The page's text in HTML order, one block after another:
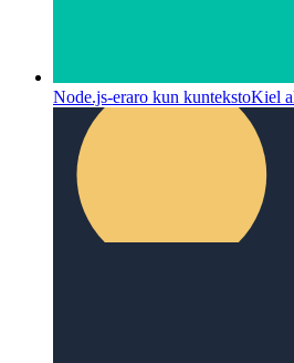
Node.js-eraro kun kunteksto Kiel